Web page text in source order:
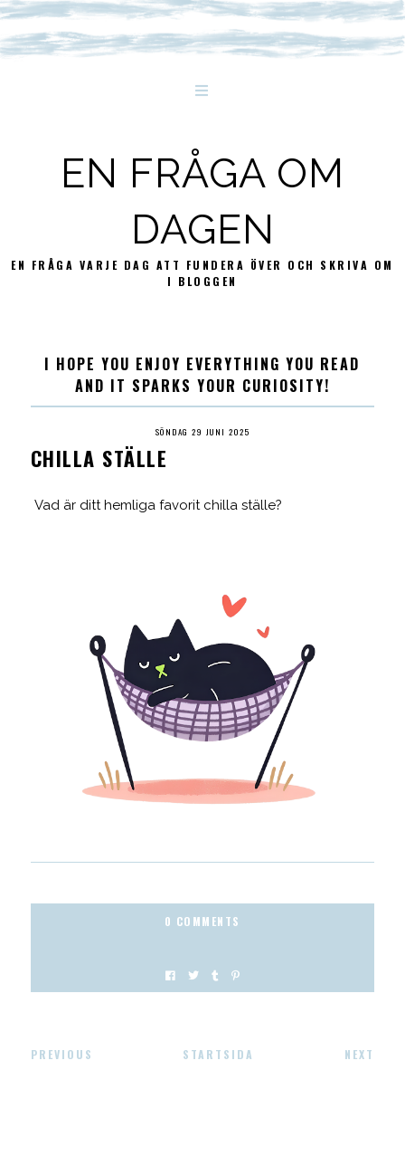
EN FRÅGA OM
DAGEN
EN FRÅGA VARJE DAG ATT FUNDERA ÖVER OCH SKRIVA OM
I BLOGGEN
I HOPE YOU ENJOY EVERYTHING YOU READ
AND IT SPARKS YOUR CURIOSITY!
SÖNDAG 29 JUNI 2025
CHILLA STÄLLE
Vad är ditt hemliga favorit chilla ställe?
0 COMMENTS
PREVIOUS STARTSIDA NEXT